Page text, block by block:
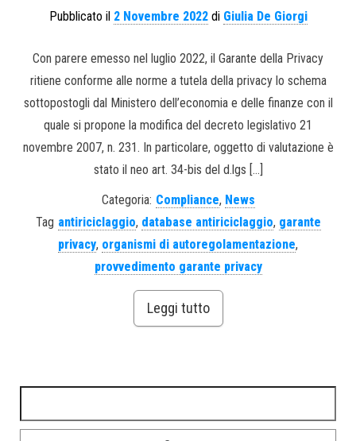
Pubblicato il 2 Novembre 2022di Giulia De Giorgi
Con parere emesso nel luglio 2022, il Garante della Privacy
ritiene conforme alle norme a tutela della privacy lo schema
sottopostogli dal Ministero dell’economia e delle finanze con il
quale si propone la modifica del decreto legislativo 21
novembre 2007, n. 231. In particolare, oggetto di valutazione è
stato il neo art. 34-bis del d.lgs […]
Categoria: Compliance, News
Tag antiriciclaggio, database antiriciclaggio, garante
privacy, organismi di autoregolamentazione,
provvedimento garante privacy
Leggi tutto